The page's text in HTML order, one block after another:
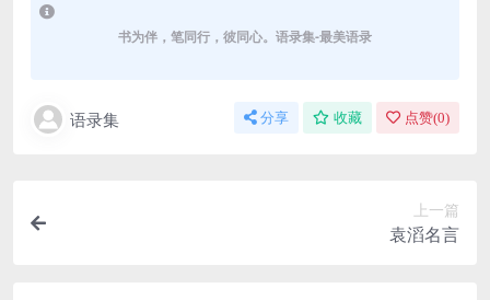
书为伴，笔同行，彼同心。语录集-最美语录
语录集 分享 收藏 点赞(0)
上一篇
袁滔名言